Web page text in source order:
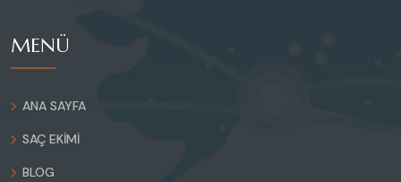
MENÜ
ANA SAYFA
SAÇ EKIMI
BLOG